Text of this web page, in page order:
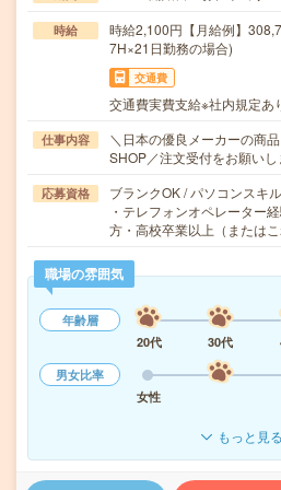
時給
時給2,100円【月給例】
7H×21日勤務の場合)
交通費
交通費実費支給※社内規定あ
仕事内容
＼日本の優良メーカーの商
SHOP／注文受付をお願い
応募資格
ブランクOK / パソコンスキ
・テレフォンオペレーター
方・高校卒業以上（または
職場の雰囲気
年齢層
20代
30代
男女比率
女性
もっと見る